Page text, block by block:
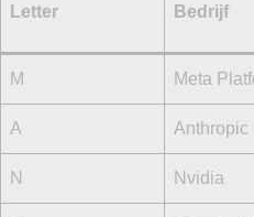
Letter Bedrijf
M Meta
A Anthropic
N Nvidia